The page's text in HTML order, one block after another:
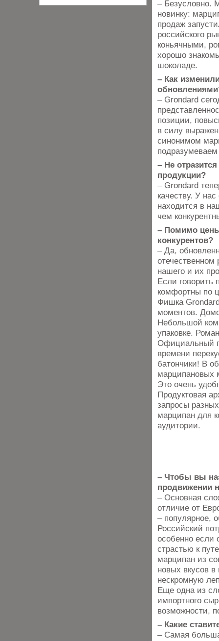
– Безусловно.
новинку:
продаж
российского
коньячными,
хорошо
шоколаде.
– Как
– Grondard
позиции,
в силу
синонимом
– Не
продукции?
– Grondard
качеству. У
находится в
чем
– Помимо
конкурентов?
– Да,
нашего и их
Если говорить
комфортны по
Фишка
моментов.
Небольшой
упаковке.
Официальный
времени
батончики! В
марципановых
Это очень
Продуктовая
запросы
марципан для
аудитории.
– Чтобы вы
продвижении
– Основная
отличие от
– популярное,
Российский
особенно если
страстью к
марципан из
новых вкусов
нескромную
Еще одна из
импортного
возможности,
– Какие
– Самая